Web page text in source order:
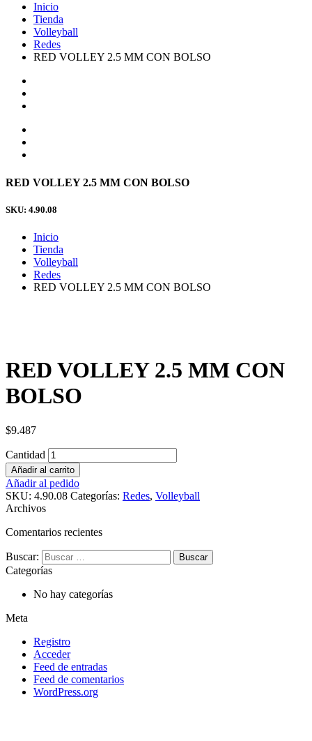
Inicio
Tienda
Volleyball
Redes
RED VOLLEY 2.5 MM CON BOLSO
RED VOLLEY 2.5 MM CON BOLSO
SKU: 4.90.08
Inicio
Tienda
Volleyball
Redes
RED VOLLEY 2.5 MM CON BOLSO
RED VOLLEY 2.5 MM CON
BOLSO
$9.487
Cantidad
Añadir al carrito
Añadir al pedido
SKU: 4.90.08 Categorías: Redes, Volleyball
Archivos
Comentarios recientes
Buscar:
Categorías
No hay categorías
Meta
Registro
Acceder
Feed de entradas
Feed de comentarios
WordPress.org